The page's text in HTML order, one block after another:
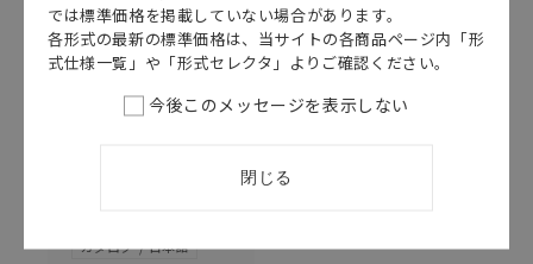
カタログ 日本語
では標準価格を掲載していない場合があります。
各形式の最新の標準価格は、当サイトの各商品ページ内「形
式仕様一覧」や「形式セレクタ」よりご確認ください。
今後このメッセージを表示しない
閉じる